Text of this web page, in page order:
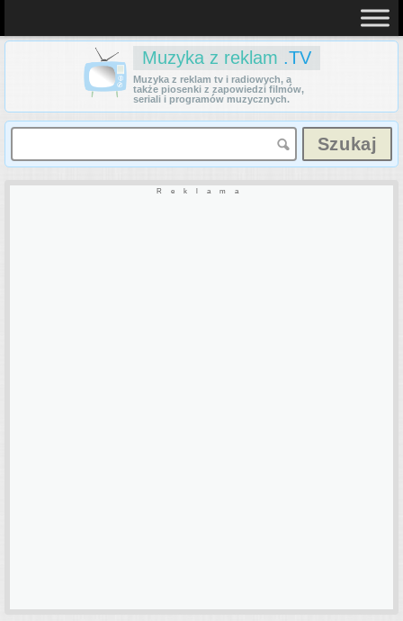
Muzyka z reklam .TV
Muzyka z reklam tv i radiowych, a
także piosenki z zapowiedzi filmów,
seriali i programów muzycznych.
Reklama